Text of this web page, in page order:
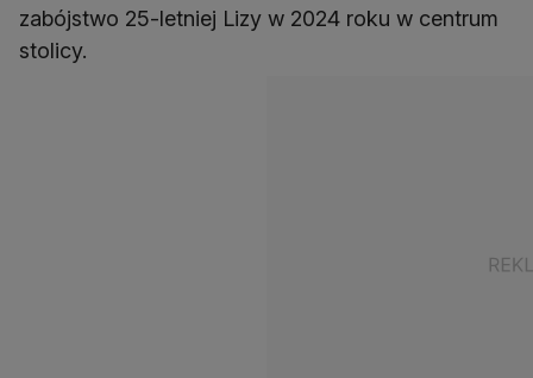
zabójstwo 25-letniej Lizy w 2024 roku w centrum
stolicy.